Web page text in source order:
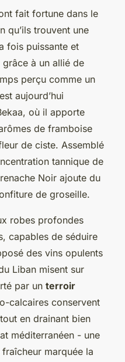
fait fortune dans le
qu’ils trouvent une
fois puissante et
à un allié de
perçu comme un
aujourd’hui
où il apporte
de framboise
de ciste. Assemblé
tannique de
Noir ajoute du
de groseille.
robes profondes
capables de séduire
des vins opulents
Liban misent sur
par un terroir
calcaires conservent
en drainant bien
méditerranéen - une
marquée la